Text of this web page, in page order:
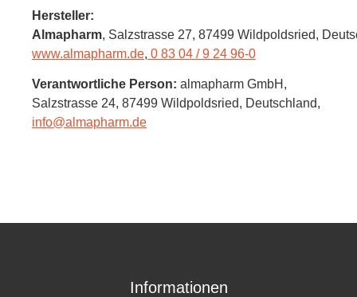
Hersteller:
Almapharm, Salzstrasse 27, 87499 Wildpoldsried,
www.almapharm.de, 0 83 04 / 9 24 96-0
Verantwortliche Person: almapharm GmbH,
Salzstrasse 24, 87499 Wildpoldsried, Deutschland,
info@almapharm.de
Informationen